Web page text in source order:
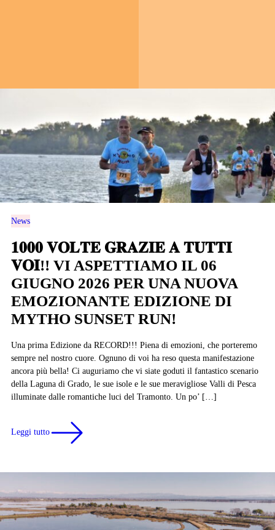
News
𝟏𝟎𝟎𝟎 𝐕𝐎𝐋𝐓𝐄 𝐆𝐑𝐀𝐙𝐈𝐄 𝐀 𝐓𝐔𝐓𝐓𝐈
𝐕𝐎𝐈!! VI ASPETTIAMO IL 06
GIUGNO 2026 PER UNA NUOVA
EMOZIONANTE EDIZIONE DI
MYTHO SUNSET RUN!
Una prima Edizione da RECORD!!! Piena di emozioni, che porteremo
sempre nel nostro cuore. Ognuno di voi ha reso questa manifestazione
ancora più bella! Ci auguriamo che vi siate goduti il fantastico scenario
della Laguna di Grado, le sue isole e le sue meravigliose Valli di Pesca
illuminate dalle romantiche luci del Tramonto. Un po’ […]
Leggi tutto